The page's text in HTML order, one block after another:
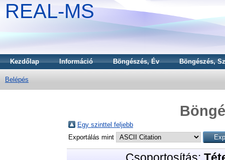
REAL-MS
Kezdőlap Információ Böngészés, Év Böngészés,
Belépés
Egy szinttel feljebb
Exportálás mint
Csoportosítás: